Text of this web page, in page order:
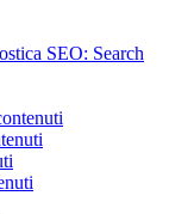
SEO: Search